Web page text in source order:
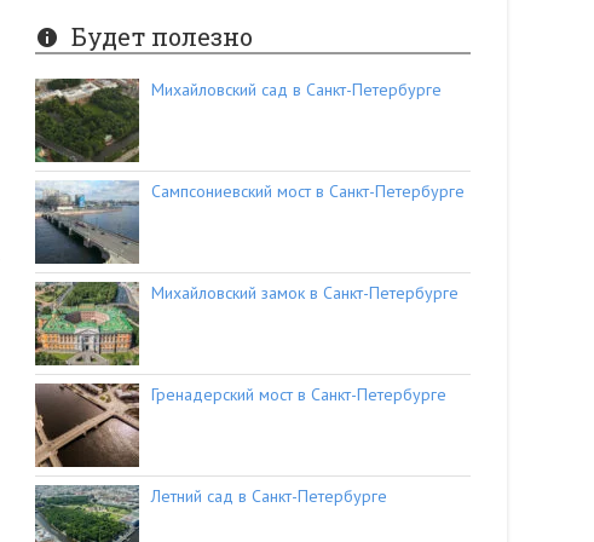
Будет полезно
Михайловский сад в Санкт-Петербурге
Сампсониевский мост в Санкт-Петербурге
Михайловский замок в Санкт-Петербурге
Гренадерский мост в Санкт-Петербурге
Летний сад в Санкт-Петербурге